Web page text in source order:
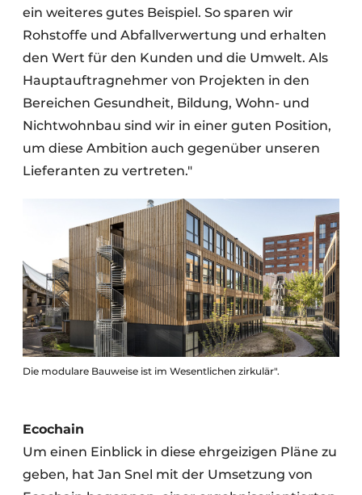
ein weiteres gutes Beispiel. So sparen wir
Rohstoffe und Abfallverwertung und erhalten
den Wert für den Kunden und die Umwelt. Als
Hauptauftragnehmer von Projekten in den
Bereichen Gesundheit, Bildung, Wohn- und
Nichtwohnbau sind wir in einer guten Position,
um diese Ambition auch gegenüber unseren
Lieferanten zu vertreten."
Die modulare Bauweise ist im Wesentlichen zirkulär".
Ecochain
Um einen Einblick in diese ehrgeizigen Pläne zu
geben, hat Jan Snel mit der Umsetzung von